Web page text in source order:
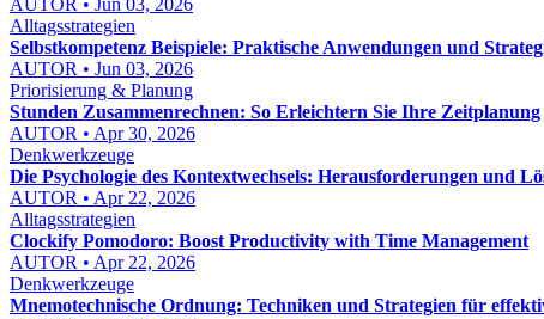
AUTOR • Jun 03, 2026
Alltagsstrategien
Selbstkompetenz Beispiele: Praktische Anwendungen und
AUTOR • Jun 03, 2026
Priorisierung & Planung
Stunden Zusammenrechnen: So Erleichtern Sie Ihre Zeitplanung
AUTOR • Apr 30, 2026
Denkwerkzeuge
Die Psychologie des Kontextwechsels: Herausforderungen und
AUTOR • Apr 22, 2026
Alltagsstrategien
Clockify Pomodoro: Boost Productivity with Time Management
AUTOR • Apr 22, 2026
Denkwerkzeuge
Mnemotechnische Ordnung: Techniken und Strategien für